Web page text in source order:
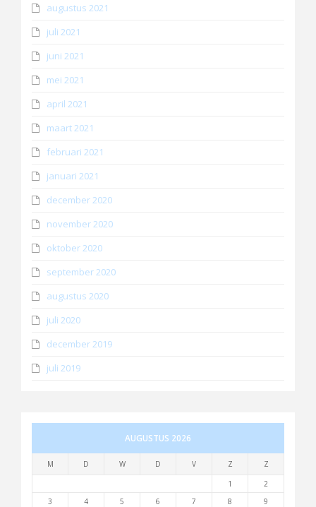
augustus 2021
juli 2021
juni 2021
mei 2021
april 2021
maart 2021
februari 2021
januari 2021
december 2020
november 2020
oktober 2020
september 2020
augustus 2020
juli 2020
december 2019
juli 2019
AUGUSTUS 2026
M D W D V Z
Z
1
2
3
4 5 6 7 8 9